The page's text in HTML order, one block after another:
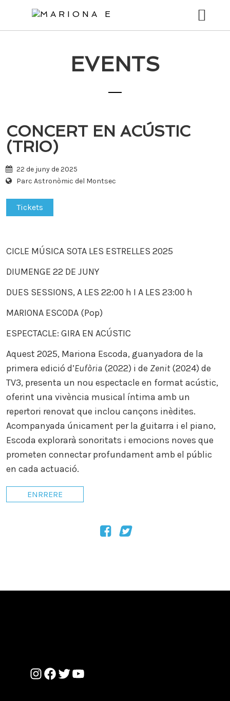
compte
BIO
VÍDEOS
EVENTS
CONCERT EN ACÚSTIC
(TRIO)
22 de juny de 2025
Parc Astronòmic del Montsec
Tickets
CICLE MÚSICA SOTA LES ESTRELLES 2025
DIUMENGE 22 DE JUNY
DUES SESSIONS, A LES 22:00 h I A LES 23:00 h
MARIONA ESCODA (Pop)
ESPECTACLE: GIRA EN ACÚSTIC
Aquest 2025, Mariona Escoda, guanyadora de la
primera edició d’Eufòria (2022) i de Zenit(2024) de
TV3, presenta un nou espectacle en format acústic,
oferint una vivència musical íntima amb un
repertori renovat que inclou cançons inèdites.
Acompanyada únicament per la guitarra i el piano,
Escoda explorarà sonoritats i emocions noves que
prometen connectar profundament amb el públic
en cada actuació.
ENRRERE